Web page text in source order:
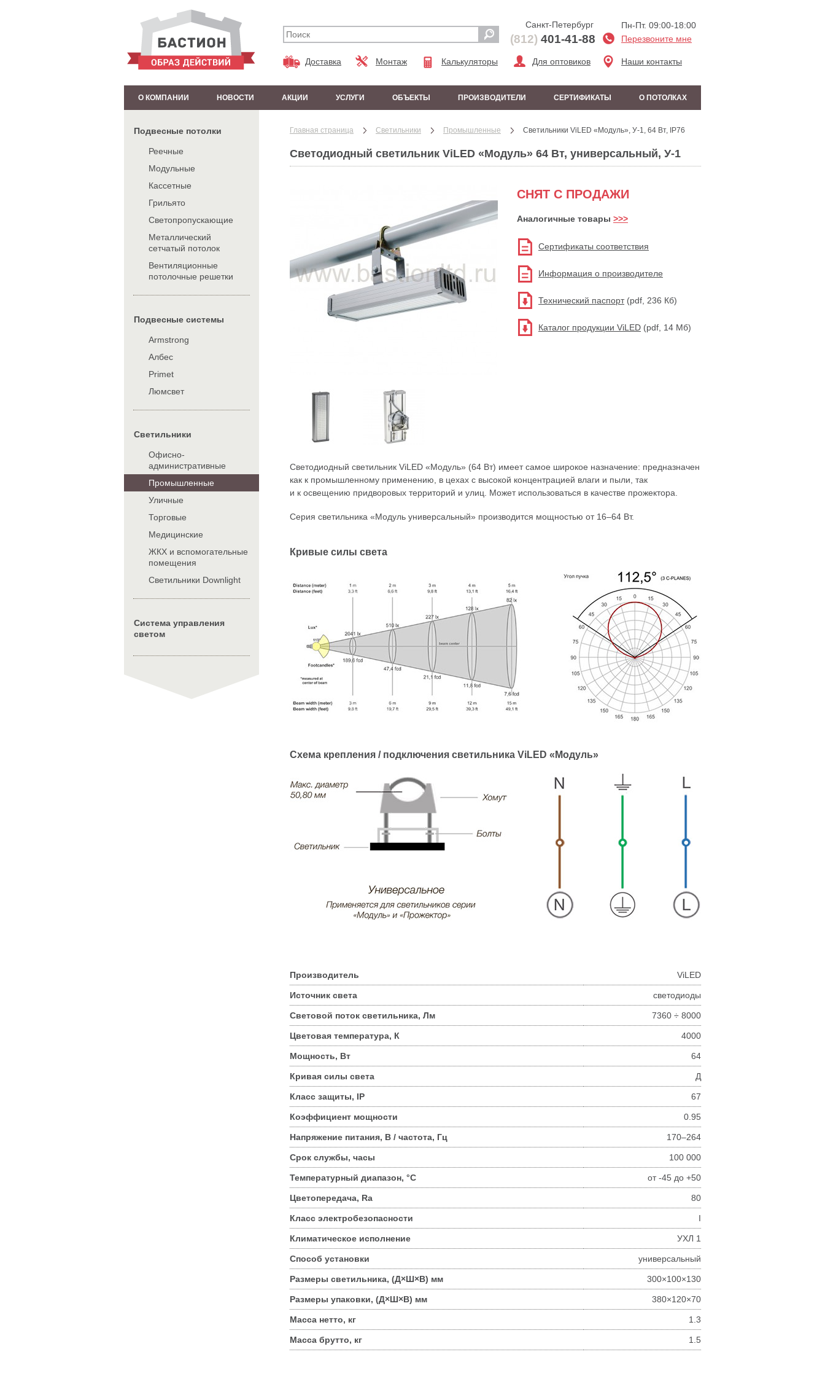
Доставка Монтаж Калькуляторы Для оптовиков
Пн-Пт. 09:00-18:00
Перезвоните мне
Наши контакты
Санкт-Петербург
(812) 401-41-88
О КОМПАНИИ НОВОСТИ АКЦИИ УСЛУГИ ОБЪЕКТЫ ПРОИЗВОДИТЕЛИ СЕРТИФИКАТЫ О ПОТОЛКАХ
Подвесные потолки
Реечные
Модульные
Кассетные
Грильято
Светопропускающие
Металлический
сетчатый потолок
Вентиляционные
потолочные решетки
Подвесные системы
Armstrong
Албес
Primet
Люмсвет
Cветильники
Офисно-
административные
Промышленные
Уличные
Торговые
Медицинские
ЖКХ и вспомогательные
помещения
Cветильники Downlight
Система управления
светом
Главная страница Cветильники Промышленные Светильники ViLED «Модуль», У-1, 64 Вт, IP76
Светодиодный светильник ViLED «Модуль» 64 Вт, универсальный, У-1
СНЯТ С ПРОДАЖИ
Аналогичные товары >>>
Сертификаты соответствия
Информация о производителе
Технический паспорт(pdf, 236 Кб)
Каталог продукции ViLED (pdf, 14 Мб)
Светодиодный светильник ViLED «Модуль» (64 Вт) имеет самое широкое назначение: предназначен
как к промышленному применению, в цехах с высокой концентрацией влаги и пыли, так
и к освещению придворовых территорий и улиц. Может использоваться в качестве прожектора.
Серия светильника «Модуль универсальный» производится мощностью от 16–64 Вт.
Кривые силы света
Схема крепления / подключения светильника ViLED «Модуль»
Производитель ViLED
Источник света светодиоды
Световой поток светильника, Лм 7360 ÷ 8000
Цветовая температура, К 4000
Мощность, Вт 64
Кривая силы света Д
Класс защиты, IP 67
Коэффициент мощности 0.95
Напряжение питания, В / частота, Гц 170–264
Срок службы, часы 100 000
Температурный диапазон, °С от -45 до +50
Цветопередача, Ra 80
Класс электробезопасности I
Климатическое исполнение УХЛ 1
Способ установки универсальный
Размеры светильника, (Д×Ш×В) мм 300×100×130
Размеры упаковки, (Д×Ш×В) мм 380×120×70
Масса нетто, кг 1.3
Масса брутто, кг 1.5